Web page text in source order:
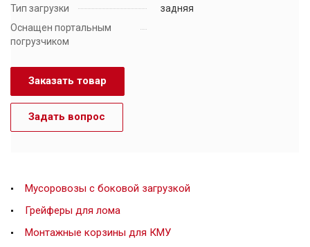
Тип загрузки
задняя
Оснащен портальным
погрузчиком
Заказать товар
Задать вопрос
Мусоровозы с боковой загрузкой
Грейферы для лома
Монтажные корзины для КМУ